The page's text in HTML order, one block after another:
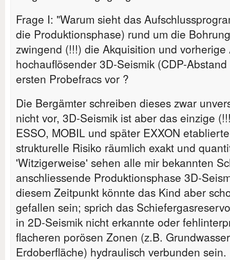
Frage I: "Warum sieht das
die Produktionsphase) rund um die
zwingend (!!!) die Akquisition und
hochauflösender 3D-Seismik (CDP-
ersten Probefracs vor ?
Die Bergämter schreiben dieses zwar
nicht vor, 3D-Seismik ist aber das einzige
ESSO, MOBIL und später EXXON
strukturelle Risiko räumlich exakt und
'Witzigerweise' sehen alle mir bekannten
anschliessende Produktionsphase 3D-
diesem Zeitpunkt könnte das Kind aber
gefallen sein; sprich das
in 2D-Seismik nicht erkannte oder
flacheren porösen Zonen (z.B.
Erdoberfläche) hydraulisch verbunden sein.